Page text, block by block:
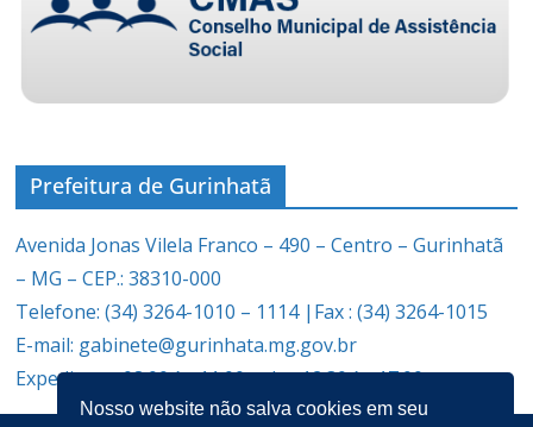
Prefeitura de Gurinhatã
Avenida Jonas Vilela Franco – 490 – Centro – Gurinhatã
– MG – CEP.: 38310-000
Telefone: (34) 3264-1010 – 1114 |Fax : (34) 3264-1015
E-mail: gabinete@gurinhata.mg.gov.br
Expediente: 08:00 às 11:00 e das 12:30 às 17:00
Nosso website não salva cookies em seu